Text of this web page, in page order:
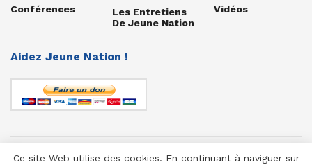
Conférences
Les Entretiens
De Jeune Nation
Vidéos
Aidez Jeune Nation !
Ce site Web utilise des cookies. En continuant à naviguer sur